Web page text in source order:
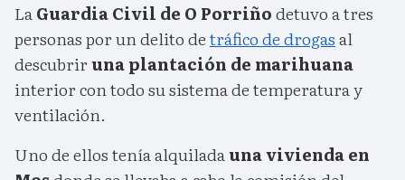
LaGuardia Civil de O Porriñodetuvo a tres
personas por un delito detráfico de drogasal
descubriruna plantación de marihuana
interior con todo su sistema de temperatura y
ventilación.
Uno de ellos tenía alquiladauna vivienda en